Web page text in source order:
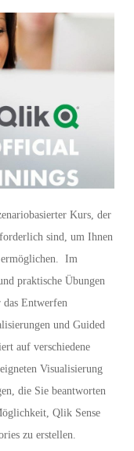
Kurs, der
sind, um Ihnen
ermöglichen. Im
praktische Übungen
Entwerfen
und Guided
auf verschiedene
Visualisierung
die Sie beantworten
Qlik Sense
zu erstellen.